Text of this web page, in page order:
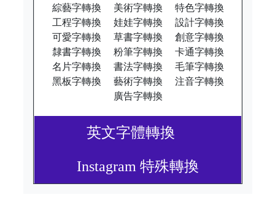
綜藝字轉換
美術字轉換
特色字轉換
工程字轉換
娃娃字轉換
設計字轉換
可愛字轉換
草書字轉換
創意字轉換
隸書字轉換
粉筆字轉換
卡通字轉換
名片字轉換
書法字轉換
毛筆字轉換
黑板字轉換
藝術字轉換
注音字轉換
廣告字轉換
英文字體轉換
Instagram 特殊轉換